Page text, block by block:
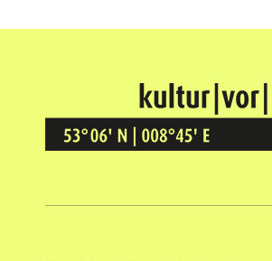
Kultur Vor Ort
BREMEN GRÖPELINGEN